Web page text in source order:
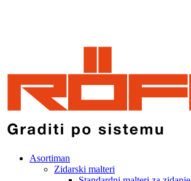
Asortiman
Zidarski malteri